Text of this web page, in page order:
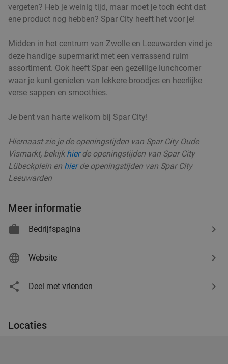
vergeten? Heb je weinig tijd, maar moet je toch écht dat
ene product nog hebben? Spar City heeft het voor je!
Midden in het centrum van Zwolle en Leeuwarden vind je
deze handige supermarkt met een verrassend ruim
assortiment. Ook heeft Spar een gezellige lunchcorner
waar je kunt genieten van lekkere broodjes en heerlijke
verse sappen en smoothies.
Je bent van harte welkom bij Spar City!
Hiernaast zie je de openingstijden van Spar City Oude
Vismarkt, bekijk hierde openingstijden van Spar City
Lübeckplein en hierde openingstijden van Spar City
Leeuwarden
Meer informatie
Bedrijfspagina
Website
Deel met vrienden
Locaties